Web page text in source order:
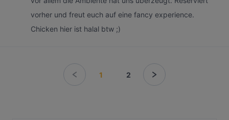
vorher und freut euch auf eine fancy experience.
Chicken hier ist halal btw ;)
1 2